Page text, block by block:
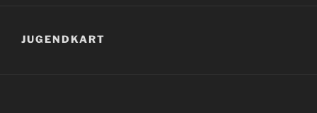
JUGENDKART